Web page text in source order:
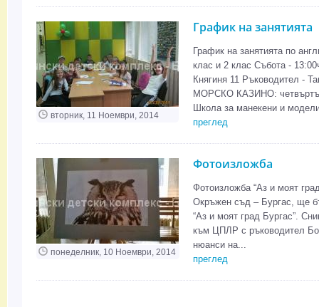
вторник, 11 Ноември, 2014
График на занятията
График на занятията по
клас и 2 клас Събота -
Княгиня 11 Ръководител -
МОРСКО КАЗИНО:
Школа за манекени и
преглед
понеделник, 10 Ноември, 2014
Фотоизложба
Фотоизложба “Аз и моят
Окръжен съд – Бургас, ще
“Аз и моят град Бургас”.
към ЦПЛР с ръководител
нюанси на...
преглед